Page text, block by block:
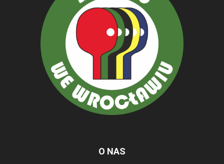
O NAS